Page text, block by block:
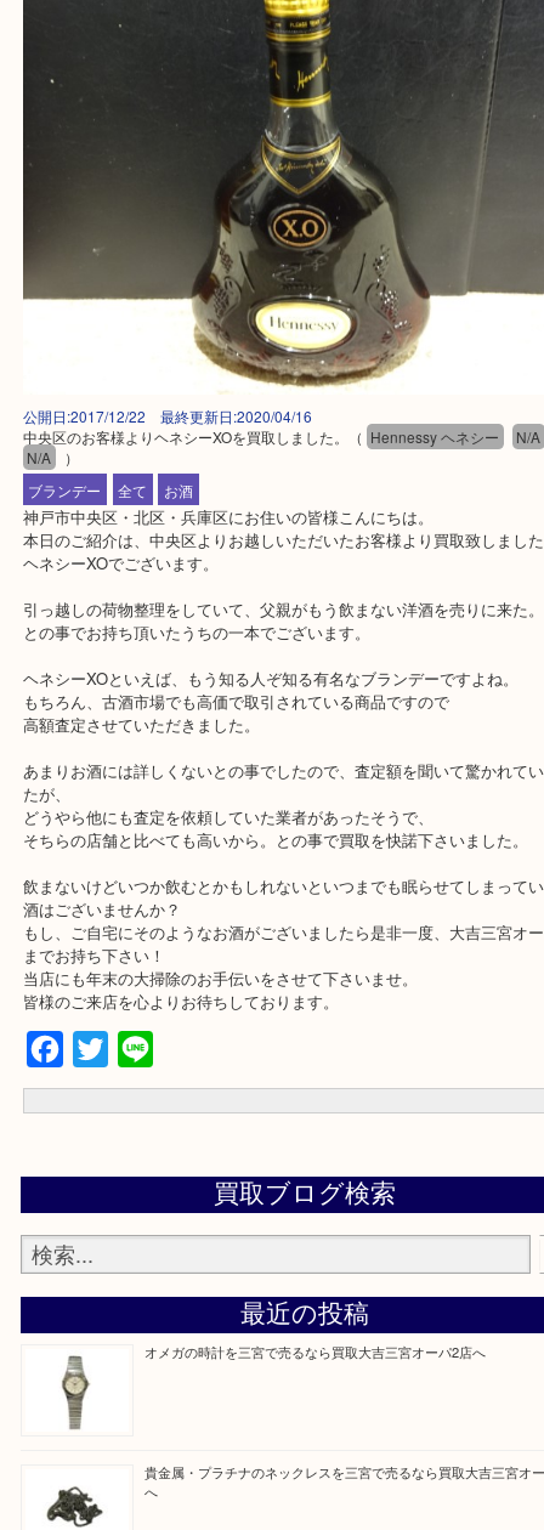
公開日:2017/12/22 最終更新日:2020/04/16
中央区のお客様よりヘネシーXOを買取しました。（ Hennessy ヘネシー
N/A ）
神戸市中央区・北区・兵庫区にお住いの皆様こんにちは。
本日のご紹介は、中央区よりお越しいただいたお客様より買取致し
ヘネシーXOでございます。
引っ越しの荷物整理をしていて、父親がもう飲まない洋酒を売りに
との事でお持ち頂いたうちの一本でございます。
もちろん、古酒市場でも高価で取引されている商品ですので
高額査定させていただきました。
あまりお酒には詳しくないとの事でしたので、査定額を聞いて驚か
たが、
どうやら他にも査定を依頼していた業者があったそうで、
そちらの店舗と比べても高いから。との事で買取を快諾下さいまし
飲まないけどいつか飲むとかもしれないといつまでも眠らせてしま
酒はございませんか？
当店にも年末の大掃除のお手伝いをさせて下さいませ。
皆様のご来店を心よりお待ちしております。
Facebook
Twitter
Line